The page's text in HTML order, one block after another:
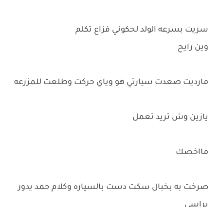
سريت بسرعه الولد لحكوني فزاع تكلم
وين رايح
مارديت صعدت سيارتي هو وياي حركت وطلعت للمزرعه
يازين وش تريد تعمل
مااخصك
صرخت به بخبال سكت دست بالسياره وكلام حمد يدور
براسي